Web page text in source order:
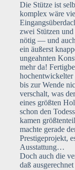
Die Stütze ist
komplex wäre
zwei Stützen
nötig — und
ein äußerst
ungeahnten
mehr da!
hochentwickelter
bis zur Wende
verschalt, was
eines größten
schon den
kamen
machte gerade
Prestigeprojekt,
Ausstattung…
Doch auch die
daß